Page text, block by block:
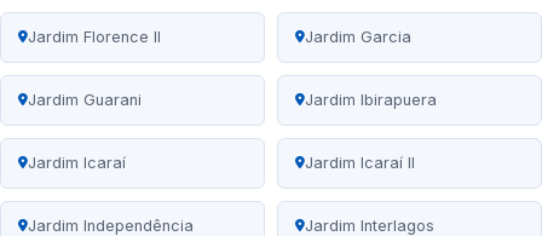
Jardim Florence II Jardim Garcia
Jardim Guarani Jardim Ibirapuera
Jardim Icaraí Jardim Icaraí II
Jardim Independência Jardim Interlagos